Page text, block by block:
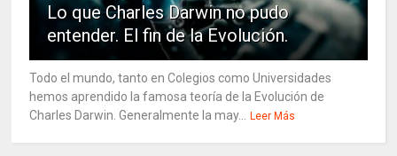
Lo que Charles Darwin no pudo
entender. El fin de la Evolución.
Todo el mundo, tanto en Colegios como Universidades
hemos aprendido la famosa teoría de la Evolución de
Charles Darwin. Generalmente la may...
Leer Más